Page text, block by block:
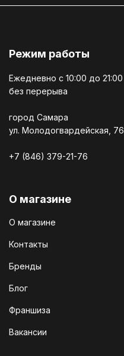
Режим работы
Ежедневно c 10:00 до 21:00
без перерыва
город Самара
ул. Молодогвардейская, 76
+7 (846) 379-21-76
О магазине
О магазине
Контакты
Бренды
Блог
Франшиза
Вакансии